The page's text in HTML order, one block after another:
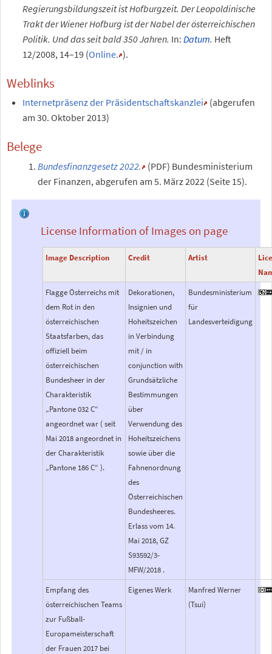
Regierungsbildungszeit ist Hofburgzeit. Der Leopoldinische
Trakt der Wiener Hofburg ist der Nabel der österreichischen
Politik. Und das seit bald 350 Jahren. In: Datum. Heft
12/2008, 14–19 (Online. ).
Weblinks
Internetpräsenz der Präsidentschaftskanzlei (abgerufen
am 30. Oktober 2013)
Belege
Bundesfinanzgesetz 2022. (PDF) Bundesministerium
der Finanzen, abgerufen am 5. März 2022 (Seite 15).
License Information of Images on page
Image Description Credit Artist
Flagge Österreichs mit
dem Rot in den
österreichischen
Staatsfarben, das
offiziell beim
österreichischen
Bundesheer in der
Charakteristik
„Pantone 032 C“
angeordnet war ( seit
Mai 2018 angeordnet in
der Charakteristik
„Pantone 186 C“ ).
Dekorationen,
Insignien und
Hoheitszeichen
in Verbindung
mit / in
conjunction with
Grundsätzliche
Bestimmungen
über
Verwendung des
Hoheitszeichens
sowie über die
Fahnenordnung
des
Österreichischen
Bundesheeres.
Erlass vom 14.
Mai 2018, GZ
S93592/3-
MFW/2018 .
Bundesministerium
für
Landesverteidigung
Empfang des
österreichischen Teams
zur Fußball-
Europameisterschaft
der Frauen 2017 bei
Eigenes Werk
Manfred Werner
(Tsui)